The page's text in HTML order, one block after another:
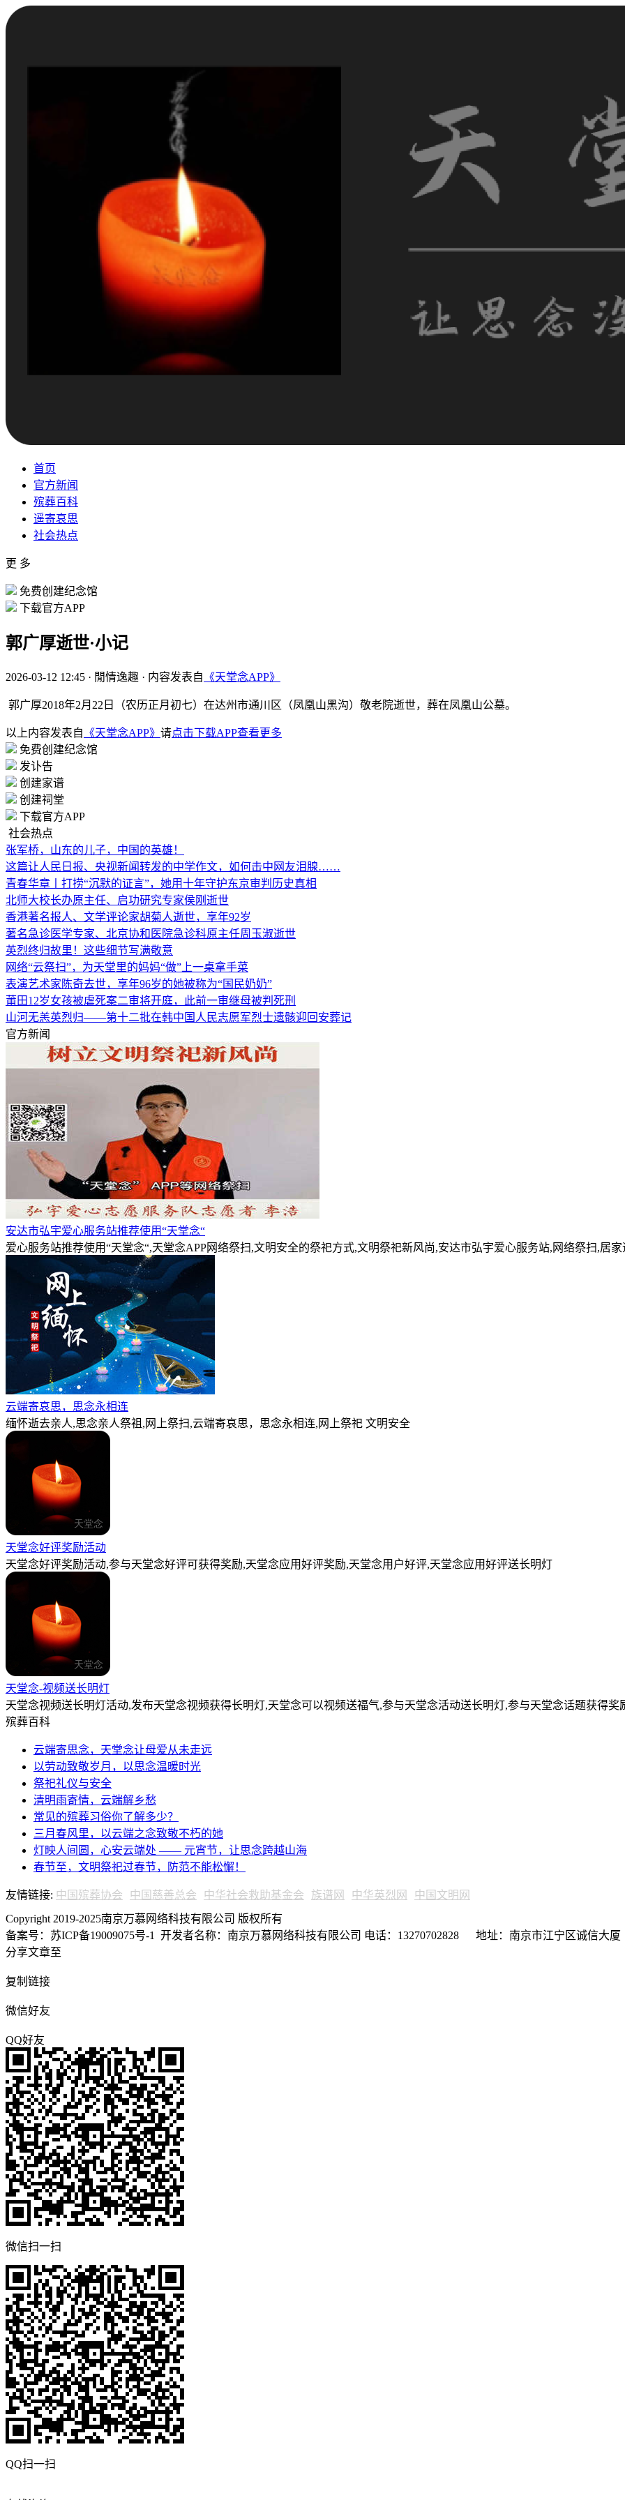
首页
官方新闻
殡葬百科
遥寄哀思
社会热点
更 多
免费创建纪念馆
下载官方APP
郭广厚逝世·小记
2026-03-12 12:45 · 閒情逸趣 · 内容发表自 《天堂念APP》
郭广厚2018年2月22日（农历正月初七）在达州市通川区（凤凰山黑沟）敬老院逝世，葬在凤凰山公墓。
以上内容发表自 《天堂念APP》 请点击下载APP查看更多
免费创建纪念馆
发讣告
创建家谱
创建祠堂
下载官方APP
社会热点
张军桥，山东的儿子，中国的英雄！
这篇让人民日报、央视新闻转发的中学作文，如何击中网友泪腺……
青春华章丨打捞“沉默的证言”，她用十年守护东京审判历史真相
北师大校长办原主任、启功研究专家侯刚逝世
香港著名报人、文学评论家胡菊人逝世，享年92岁
著名急诊医学专家、北京协和医院急诊科原主任周玉淑逝世
英烈终归故里！这些细节写满敬意
网络“云祭扫”，为天堂里的妈妈“做”上一桌拿手菜
表演艺术家陈奇去世，享年96岁的她被称为“国民奶奶”
莆田12岁女孩被虐死案二审将开庭，此前一审继母被判死刑
山河无恙英烈归——第十二批在韩中国人民志愿军烈士遗骸迎回安葬记
官方新闻
安达市弘宇爱心服务站推荐使用“天堂念“
爱心服务站推荐使用“天堂念“,天堂念APP网络祭扫,文明安全的祭祀方式,文明祭祀新风尚,安达市弘宇爱心服务站,网络祭扫,居
云端寄哀思，思念永相连
缅怀逝去亲人,思念亲人祭祖,网上祭扫,云端寄哀思，思念永相连,网上祭祀 文明安全
天堂念好评奖励活动
天堂念好评奖励活动,参与天堂念好评可获得奖励,天堂念应用好评奖励,天堂念用户好评,天堂念应用好评送长明灯
天堂念-视频送长明灯
天堂念视频送长明灯活动,发布天堂念视频获得长明灯,天堂念可以视频送福气,参与天堂念活动送长明灯,参与天堂念话题获得奖
殡葬百科
云端寄思念，天堂念让母爱从未走远
以劳动致敬岁月，以思念温暖时光
祭祀礼仪与安全
清明雨寄情，云端解乡愁
常见的殡葬习俗你了解多少？
三月春风里，以云端之念致敬不朽的她
灯映人间圆，心安云端处 —— 元宵节，让思念跨越山海
春节至，文明祭祀过春节，防范不能松懈！
友情链接: 中国殡葬协会 中国慈善总会 中华社会救助基金会 族谱网 中华英烈网
中国文明网
Copyright 2019-2025南京万慕网络科技有限公司 版权所有
备案号：苏ICP备19009075号-1
开发者名称：南京万慕网络科技有限公司 电话：13270702828 地址：南京市江宁区诚信大厦
分享文章至
复制链接
微信好友
QQ好友
微信扫一扫
QQ扫一扫